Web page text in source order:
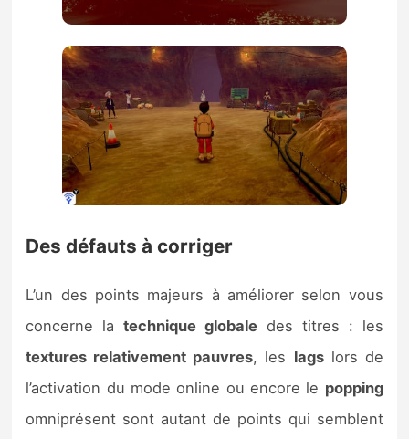
Des défauts à corriger
L’un des points majeurs à améliorer selon vous
concerne latechnique globale des titres : les
textures relativement pauvres, les lagslors de
l’activation du mode online ou encore le popping
omniprésent sont autant de points qui semblent